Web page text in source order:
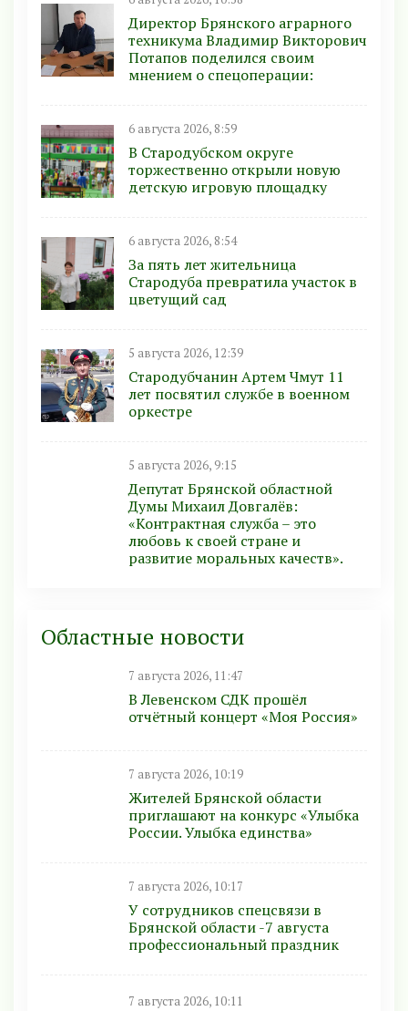
Директор Брянского аграрного
техникума Владимир Викторович
Потапов поделился своим
мнением о спецоперации:
6 августа 2026, 8:59
В Стародубском округе
торжественно открыли новую
детскую игровую площадку
6 августа 2026, 8:54
За пять лет жительница
Стародуба превратила участок в
цветущий сад
5 августа 2026, 12:39
Стародубчанин Артем Чмут 11
лет посвятил службе в военном
оркестре
5 августа 2026, 9:15
Депутат Брянской областной
Думы Михаил Довгалёв:
«Контрактная служба – это
любовь к своей стране и
развитие моральных качеств».
Областные новости
7 августа 2026, 11:47
В Левенском СДК прошёл
отчётный концерт «Моя Россия»
7 августа 2026, 10:19
Жителей Брянской области
приглашают на конкурс «Улыбка
России. Улыбка единства»
7 августа 2026, 10:17
У сотрудников спецсвязи в
Брянской области -7 августа
профессиональный праздник
7 августа 2026, 10:11